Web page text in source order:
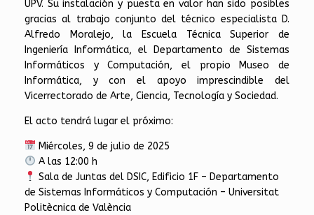
UPV. Su instalación y puesta en valor han sido posibles
gracias al trabajo conjunto del técnico especialista D.
Alfredo Moralejo, la Escuela Técnica Superior de
Ingeniería Informática, el Departamento de Sistemas
Informáticos y Computación, el propio Museo de
Informática, y con el apoyo imprescindible del
Vicerrectorado de Arte, Ciencia, Tecnología y Sociedad.
El acto tendrá lugar el próximo:
Miércoles, 9 de julio de 2025
A las 12:00 h
Sala de Juntas del DSIC, Edificio 1F – Departamento
de Sistemas Informáticos y Computación – Universitat
Politècnica de València